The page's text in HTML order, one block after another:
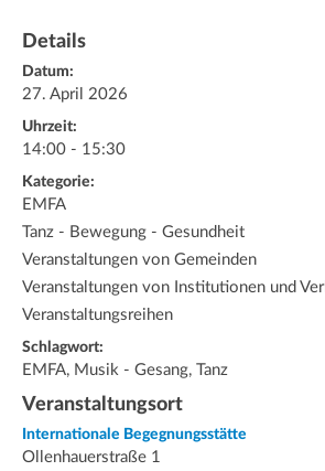
Details
Datum:
27. April 2026
Uhrzeit:
14:00 - 15:30
Kategorie:
EMFA
Tanz - Bewegung - Gesundheit
Veranstaltungen von Gemeinden
Veranstaltungen von Institutionen und
Veranstaltungsreihen
Schlagwort:
EMFA, Musik - Gesang, Tanz
Veranstaltungsort
Internationale Begegnungsstätte
Ollenhauerstraße 1